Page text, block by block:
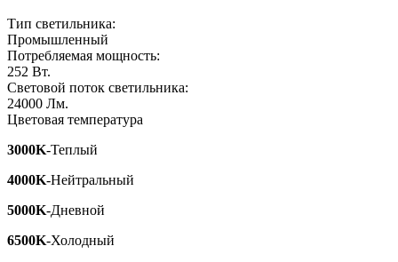
Тип светильника:
Промышленный
Потребляемая мощность:
252 Вт.
Световой поток светильника:
24000 Лм.
Цветовая температура
3000K-Теплый
4000K-Нейтральный
5000K-Дневной
6500K-Холодный